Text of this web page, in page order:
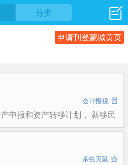
最新发表
分类
申请刊登蒙城黄页
会计报税
申报和资产转移计划， 新移民
杀虫灭鼠